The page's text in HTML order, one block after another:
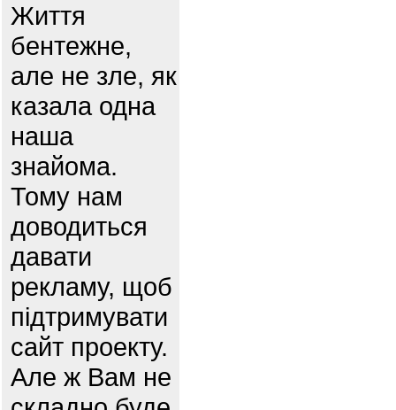
Життя
бентежне,
але не зле, як
казала одна
наша
знайома.
Тому нам
доводиться
давати
рекламу, щоб
підтримувати
сайт проекту.
Але ж Вам не